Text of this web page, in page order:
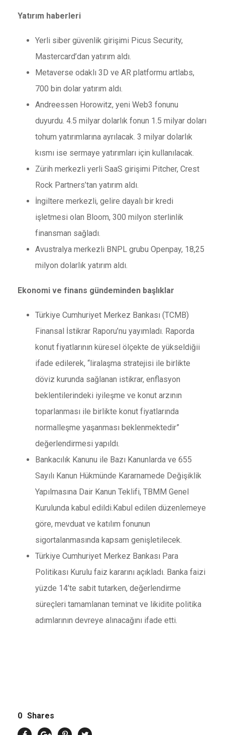
Yatırım haberleri
Yerli siber güvenlik girişimi Picus Security,
Mastercard’dan yatırım aldı.
Metaverse odaklı 3D ve AR platformu artlabs,
700 bin dolar yatırım aldı.
Andreessen Horowitz, yeni Web3 fonunu
duyurdu. 4.5 milyar dolarlık fonun 1.5 milyar doları
tohum yatırımlarına ayrılacak. 3 milyar dolarlık
kısmı ise sermaye yatırımları için kullanılacak.
Zürih merkezli yerli SaaS girişimi Pitcher, Crest
Rock Partners’tan yatırım aldı.
İngiltere merkezli, gelire dayalı bir kredi
işletmesi olan Bloom, 300 milyon sterlinlik
finansman sağladı.
Avustralya merkezli BNPL grubu Openpay, 18,25
milyon dolarlık yatırım aldı.
Ekonomi ve finans gündeminden başlıklar
Türkiye Cumhuriyet Merkez Bankası (TCMB)
Finansal İstikrar Raporu’nu yayımladı. Raporda
konut fiyatlarının küresel ölçekte de yükseldiğii
ifade edilerek, “liralaşma stratejisi ile birlikte
döviz kurunda sağlanan istikrar, enflasyon
beklentilerindeki iyileşme ve konut arzının
toparlanması ile birlikte konut fiyatlarında
normalleşme yaşanması beklenmektedir”
değerlendirmesi yapıldı.
Bankacılık Kanunu ile Bazı Kanunlarda ve 655
Sayılı Kanun Hükmünde Kararnamede Değişiklik
Yapılmasına Dair Kanun Teklifi, TBMM Genel
Kurulunda kabul edildi.Kabul edilen düzenlemeye
göre, mevduat ve katılım fonunun
sigortalanmasında kapsam genişletilecek.
Türkiye Cumhuriyet Merkez Bankası Para
Politikası Kurulu faiz kararını açıkladı. Banka faizi
yüzde 14’te sabit tutarken, değerlendirme
süreçleri tamamlanan teminat ve likidite politika
adımlarının devreye alınacağını ifade etti.
0 Shares